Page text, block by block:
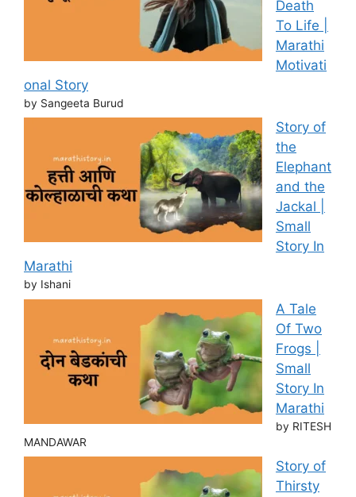
Death
To Life |
Marathi
Motivati
onal Story
by Sangeeta Burud
Story of
the
Elephant
and the
Jackal |
Small
Story In
Marathi
by Ishani
A Tale
Of Two
Frogs |
Small
Story In
Marathi
by RITESH
MANDAWAR
Story of
Thirsty